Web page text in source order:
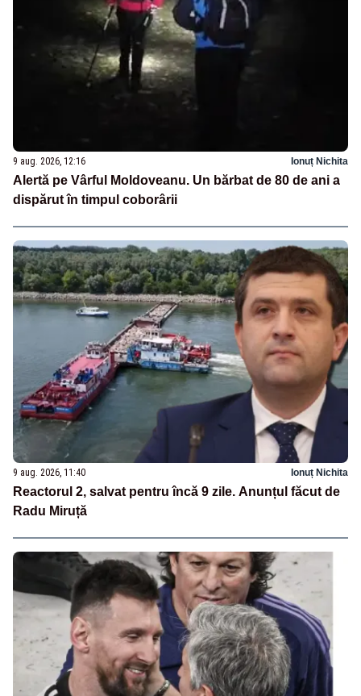
9 aug. 2026, 12:16 Ionuț Nichita
Alertă pe Vârful Moldoveanu. Un bărbat de 80 de ani a
dispărut în timpul coborârii
9 aug. 2026, 11:40 Ionuț Nichita
Reactorul 2, salvat pentru încă 9 zile. Anunțul făcut de
Radu Miruță